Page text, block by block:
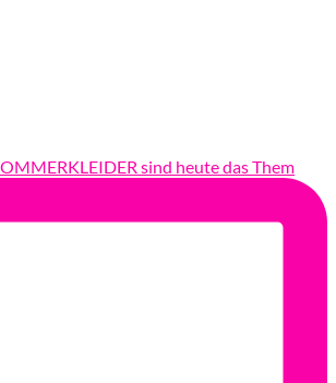
sind heute das Them